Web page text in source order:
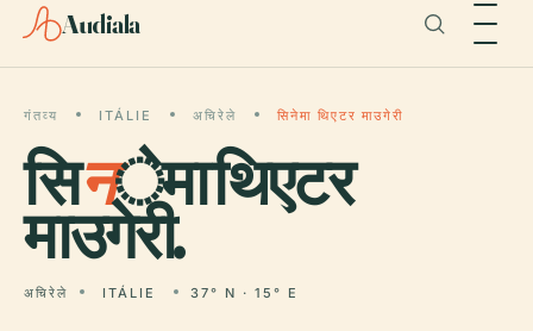
Audiala
गंतव्य ITÁLIE अचिरेले सिनेमा थिएटर माउगेरी
सिनेमा थिएटर
माउगेरी.
अचिरेले ITÁLIE 37° N · 15° E